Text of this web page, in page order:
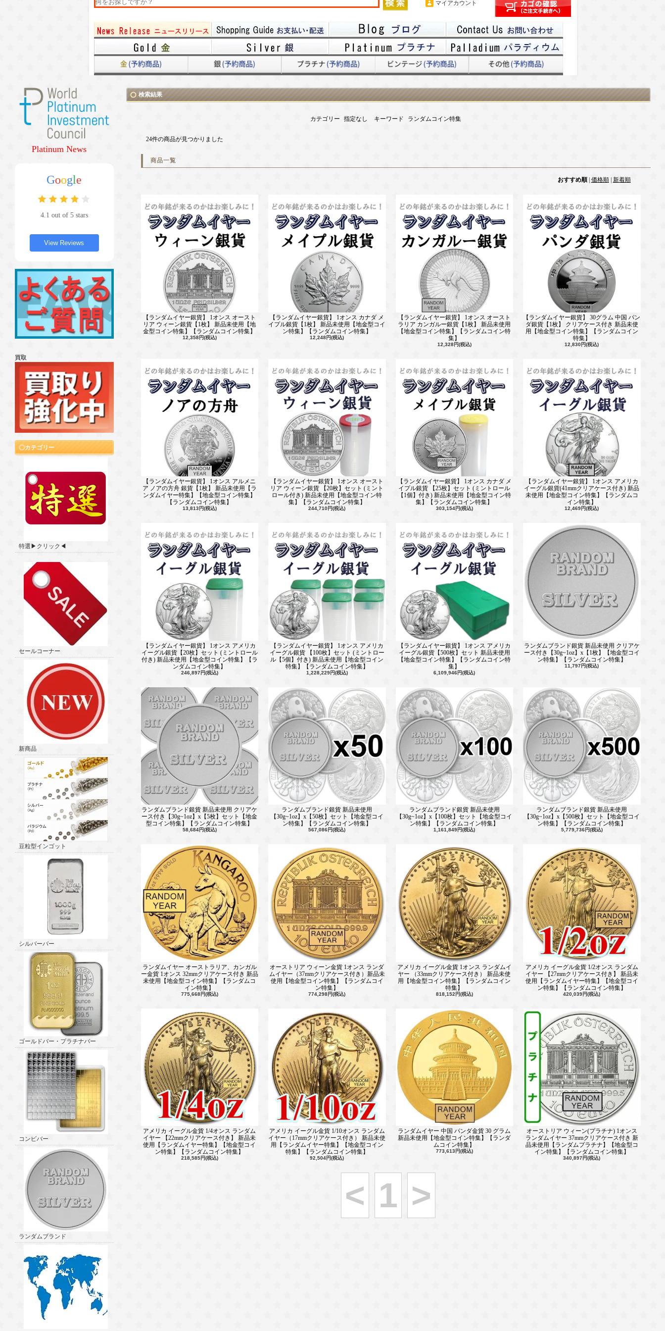
マイアカウント
Platinum News
Google
4.1 out of 5 stars
View Reviews
買取
カテゴリー
特選▶クリック◀
セールコーナー
新商品
豆粒型インゴット
シルバーバー
ゴールドバー・プラチナバー
コンビバー
ランダムブランド
検索結果
カテゴリー 指定なし キーワード ランダムコイン特集
24件の商品が見つかりました
商品一覧
おすすめ順| 価格順| 新着順
【ランダムイヤー銀貨】 1オンス オースト
リア ウィーン銀貨【1枚】 新品未使用【地
金型コイン特集】【ランダムコイン特集】
12,358円(税込)
【ランダムイヤー銀貨】 1オンス カナダ メ
イプル銀貨【1枚】 新品未使用【地金型コイ
ン特集】【ランダムコイン特集】
12,248円(税込)
【ランダムイヤー銀貨】 1オンス オースト
ラリア カンガルー銀貨【1枚】 新品未使用
【地金型コイン特集】【ランダムコイン特
集】
12,328円(税込)
【ランダムイヤー銀貨】 30グラム 中国 パン
ダ銀貨【1枚】 クリアケース付き 新品未使
用【地金型コイン特集】【ランダムコイン
特集】
12,830円(税込)
【ランダムイヤー銀貨】 1オンス アルメニ
ア ノアの方舟 銀貨【1枚】 新品未使用【ラ
ンダムイヤー特集】【地金型コイン特集】
【ランダムコイン特集】
13,813円(税込)
【ランダムイヤー銀貨】 1オンス オースト
リア ウィーン銀貨 【20枚】セット (ミント
ロール付き) 新品未使用【地金型コイン特
集】【ランダムコイン特集】
244,710円(税込)
【ランダムイヤー銀貨】 1オンス カナダ メ
イプル銀貨 【25枚】セット (ミントロール
【1個】付き) 新品未使用【地金型コイン特
集】【ランダムコイン特集】
303,154円(税込)
【ランダムイヤー銀貨】 1オンス アメリカ
イーグル銀貨(41mmクリアケース付き) 新品
未使用【地金型コイン特集】【ランダムコ
イン特集】
12,469円(税込)
【ランダムイヤー銀貨】 1オンス アメリカ
イーグル銀貨【20枚】セット (ミントロール
付き) 新品未使用【地金型コイン特集】【ラ
ンダムコイン特集】
246,897円(税込)
【ランダムイヤー銀貨】 1オンス アメリカ
イーグル銀貨 【100枚】セット (ミントロー
ル【5個】付き) 新品未使用【地金型コイン
特集】【ランダムコイン特集】
1,228,229円(税込)
【ランダムイヤー銀貨】 1オンス アメリカ
イーグル銀貨【500枚】セット 新品未使用
【地金型コイン特集】【ランダムコイン特
集】
6,109,946円(税込)
ランダムブランド銀貨 新品未使用 クリアケ
ース付き【30g~1oz】x【1枚】【地金型コイ
ン特集】【ランダムコイン特集】
11,797円(税込)
ランダムブランド銀貨 新品未使用 クリアケ
ース付き【30g~1oz】x【5枚】セット【地金
型コイン特集】【ランダムコイン特集】
58,684円(税込)
ランダムブランド銀貨 新品未使用
【30g~1oz】x【50枚】セット【地金型コイ
ン特集】【ランダムコイン特集】
567,086円(税込)
ランダムブランド銀貨 新品未使用
【30g~1oz】x【100枚】セット【地金型コイ
ン特集】【ランダムコイン特集】
1,161,849円(税込)
ランダムブランド銀貨 新品未使用
【30g~1oz】x【500枚】セット【地金型コイ
ン特集】【ランダムコイン特集】
5,779,736円(税込)
ランダムイヤー オーストラリア、カンガル
ー金貨 1オンス 32mmクリアケース付き 新品
未使用【地金型コイン特集】【ランダムコ
イン特集】
775,668円(税込)
オーストリア ウィーン金貨 1オンス ランダ
ムイヤー（37mmクリアケース付き）新品未
使用【地金型コイン特集】【ランダムコイ
ン特集】
774,298円(税込)
アメリカ イーグル金貨 1オンス ランダムイ
ヤー （33mmクリアケース付き） 新品未使
用【地金型コイン特集】【ランダムコイン
特集】
818,152円(税込)
アメリカ イーグル金貨 1/2オンス ランダム
イヤー 【27mmクリアケース付き】 新品未
使用【ランダムイヤー特集】【地金型コイ
ン特集】【ランダムコイン特集】
420,039円(税込)
アメリカ イーグル金貨 1/4オンス ランダム
イヤー 【22mmクリアケース付き】 新品未
使用【ランダムイヤー特集】【地金型コイ
ン特集】【ランダムコイン特集】
218,585円(税込)
アメリカ イーグル金貨 1/10オンス ランダム
イヤー（17mmクリアケース付き） 新品未使
用【ランダムイヤー特集】【地金型コイン
特集】【ランダムコイン特集】
92,504円(税込)
ランダムイヤー 中国 パンダ金貨 30 グラム
新品未使用【地金型コイン特集】【ランダ
ムコイン特集】
773,613円(税込)
オーストリア ウィーン(プラチナ) 1オンス
ランダムイヤー 37mmクリアケース付き 新
品未使用【ランダムプラチナ】【地金型コ
イン特集】【ランダムコイン特集】
340,897円(税込)
< 1 >